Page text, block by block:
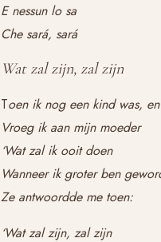
E nessun lo sa
Che sará, sará
Wat zal zijn, zal zijn
Toen ik nog een kind was,
Vroeg ik aan mijn moeder
‘Wat zal ik ooit doen
Wanneer ik groter ben
Ze antwoordde me toen:
‘Wat zal zijn, zal zijn